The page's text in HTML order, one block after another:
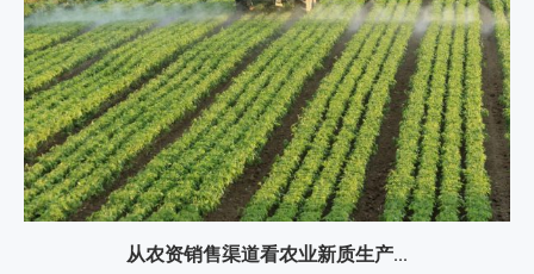
从农资销售渠道看农业新质生产...